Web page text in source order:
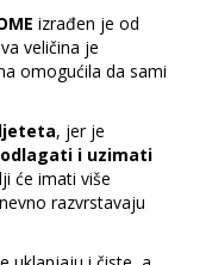
izrađen je od
veličina je
omogućila da sami
, jer je
odlagati i uzimati
će imati više
razvrstavaju